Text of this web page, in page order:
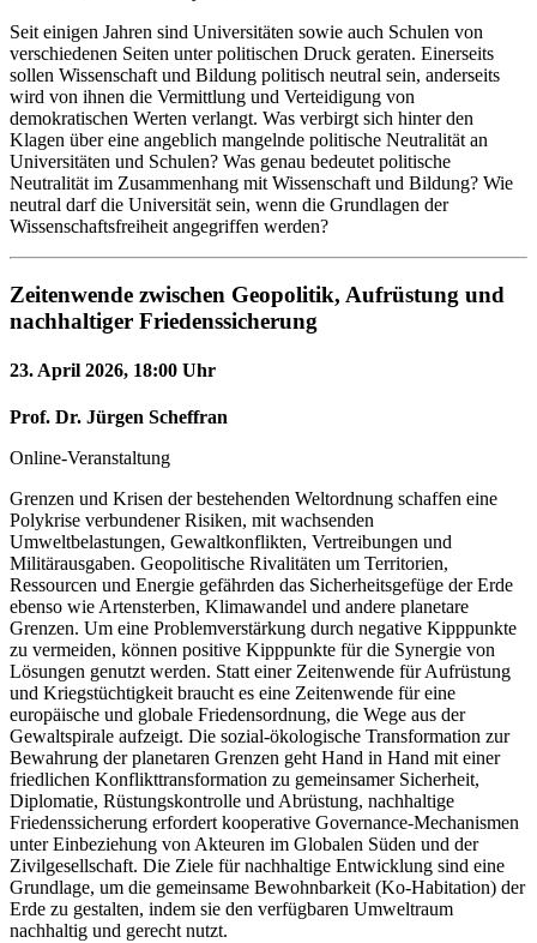
Gerade mit Blick auf die anstehenden Landtagswahlen in
Mecklenburg-Vorpommern sehen wir: Wissenschaftsfeindliche
Maßnahmen gefährden zunehmend die Freiheit von Forschung und
Lehre. Fördermittel werden gestrichen, Erkenntnisse delegitimiert,
Forschende diffamiert. Das betrifft nicht einzelne Fächer, sondern
die Universität als Ganzes – und fordert uns als wissenschaftliche
Gemeinschaft, Position zu beziehen – fachlich fundiert, reflektiert
und im Bewusstsein unserer gesellschaftlichen Verantwortung.
Ziel dieser Ringvorlesung ist es,über das Sommersemester hinweg
einen interdisziplinären Raum für Diskussionen zu eröffnen, in dem
Wissenschaftsfreiheit, den Umgang mit gesellschaftlichen und
politischen Angriffen auf Forschung sowie über den
vielbeschworenen Neutralitätsbegriff an Hochschulen diskutiert
wird. Getragen wird die Reihe von Wissenschaftler:innen unserer
Universität gemeinsam mit externen Kolleg:innen, die aus
blicken.
Alle Interessierten sind herzlich willkommen.
Lukas Voigt - Studentischer Prorektor
Seit einigen Jahren sind Universitäten sowie auch Schulen von
verschiedenen Seiten unter politischen Druck geraten. Einerseits
sollen Wissenschaft und Bildung politisch neutral sein, anderseits
wird von ihnen die Vermittlung und Verteidigung von
demokratischen Werten verlangt. Was verbirgt sich hinter den
Klagen über eine angeblich mangelnde politische Neutralität an
Universitäten und Schulen? Was genau bedeutet politische
Neutralität im Zusammenhang mit Wissenschaft und Bildung? Wie
neutral darf die Universität sein, wenn die Grundlagen der
Wissenschaftsfreiheit angegriffen werden?
Zeitenwende zwischen Geopolitik, Aufrüstung und
nachhaltiger Friedenssicherung
23. April 2026, 18:00 Uhr
Prof. Dr. Jürgen Scheffran
Online-Veranstaltung
Grenzen und Krisen der bestehenden Weltordnung schaffen eine
Polykrise verbundener Risiken, mit wachsenden
Umweltbelastungen, Gewaltkonflikten, Vertreibungen und
Militärausgaben. Geopolitische Rivalitäten um Territorien,
Ressourcen und Energie gefährden das Sicherheitsgefüge der Erde
ebenso wie Artensterben, Klimawandel und andere planetare
Grenzen. Um eine Problemverstärkung durch negative Kipppunkte
zu vermeiden, können positive Kipppunkte für die Synergie von
Lösungen genutzt werden. Statt einer Zeitenwende für Aufrüstung
und Kriegstüchtigkeit braucht es eine Zeitenwende für eine
europäische und globale Friedensordnung, die Wege aus der
Gewaltspirale aufzeigt. Die sozial-ökologische Transformation zur
Bewahrung der planetaren Grenzen geht Hand in Hand mit einer
friedlichen Konflikttransformation zu gemeinsamer Sicherheit,
Diplomatie, Rüstungskontrolle und Abrüstung, nachhaltige
Friedenssicherung erfordert kooperative Governance-Mechanismen
unter Einbeziehung von Akteuren im Globalen Süden und der
Zivilgesellschaft. Die Ziele für nachhaltige Entwicklung sind eine
Grundlage, um die gemeinsame Bewohnbarkeit (Ko-Habitation) der
Erde zu gestalten, indem sie den verfügbaren Umweltraum
nachhaltig und gerecht nutzt.